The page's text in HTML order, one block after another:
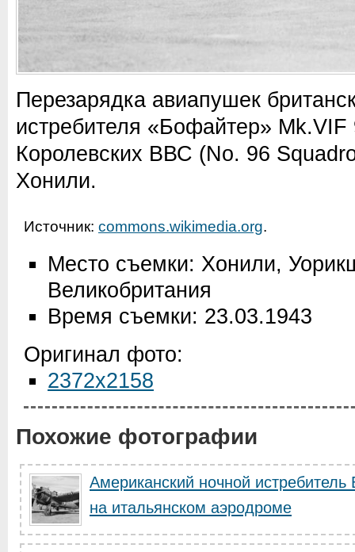
Перезарядка авиапушек
истребителя «Бофайтер» Mk.VIF
Королевских ВВС (No. 96
Хонили.
Источник: commons.wikimedia.org.
Место съемки: Хонили,
Великобритания
Время съемки: 23.03.1943
Оригинал фото:
2372x2158
Похожие фотографии
Американский ночной
на итальянском аэродроме